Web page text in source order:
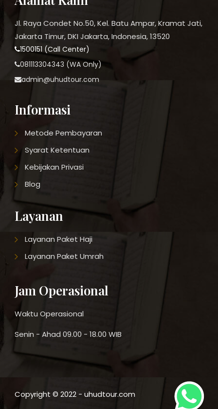
Jl. Raya Condet No.50, Kel. Batu Ampar, Kramat Jati,
Jakarta Timur, DKI Jakarta, Indonesia, 13520
1500151 (Call Center)
081113304343 (WA Only)
admin@uhudtour.com
Informasi
Metode Pembayaran
Syarat Ketentuan
Kebijakan Privasi
Blog
Layanan
Layanan Paket Haji
Layanan Paket Umrah
Jam Operasional
Waktu Operasional
Senin - Ahad 09.00 - 18.00 WIB
Copyright © 2022 - uhudtour.com